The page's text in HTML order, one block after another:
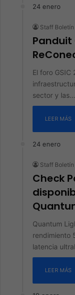
24 enero
Staff Boletín
Panduit
El foro
sector y las…
LEER MÁS
24 enero
Staff Boletín
Check
Quantum
rendimiento
latencia
LEER MÁS